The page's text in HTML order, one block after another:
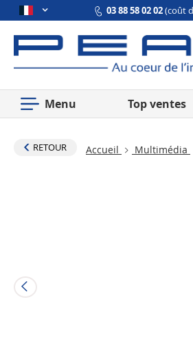
03 88 58 02 02(coût
Menu Top ventes
RETOUR Accueil Multimédia